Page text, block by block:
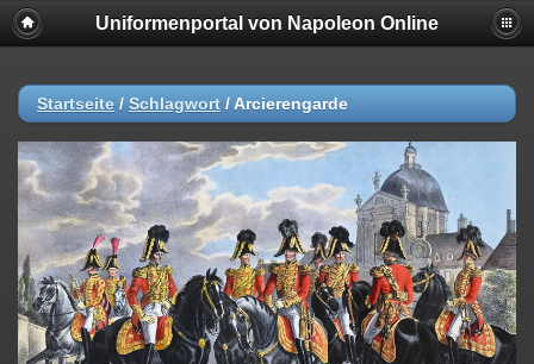
Uniformenportal von Napoleon Online
Startseite / Schlagwort / Arcierengarde